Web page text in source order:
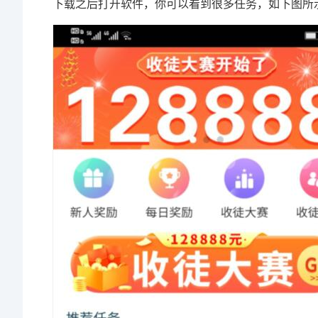
下载之后打开软件，你可以看到很多任务，如下图所